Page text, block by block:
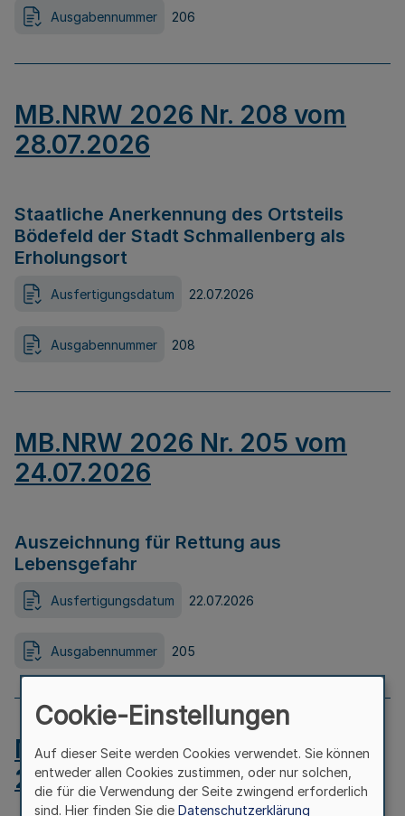
Ausgabennummer 206
MB.NRW 2026 Nr. 208 vom
28.07.2026
Staatliche Anerkennung des Ortsteils
Bödefeld der Stadt Schmallenberg als
Erholungsort
Ausfertigungsdatum 22.07.2026
Ausgabennummer 208
MB.NRW 2026 Nr. 205 vom
24.07.2026
Auszeichnung für Rettung aus
Lebensgefahr
Ausfertigungsdatum 22.07.2026
Ausgabennummer 205
MB.NRW 2026 Nr. 204 vom
24.07.2026
Cookie-Einstellungen
Auf dieser Seite werden Cookies verwendet. Sie können
entweder allen Cookies zustimmen, oder nur solchen,
die für die Verwendung der Seite zwingend erforderlich
sind. Hier finden Sie die Datenschutzerklärung